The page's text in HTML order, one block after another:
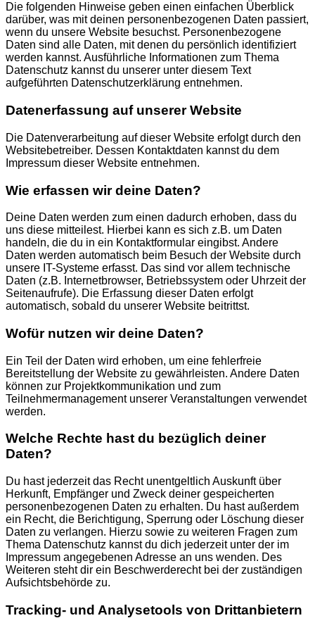
Die folgenden Hinweise geben einen einfachen Überblick
darüber, was mit deinen personenbezogenen Daten passiert,
wenn du unsere Website besuchst. Personenbezogene
Daten sind alle Daten, mit denen du persönlich identifiziert
werden kannst. Ausführliche Informationen zum Thema
Datenschutz kannst du unserer unter diesem Text
aufgeführten Datenschutzerklärung entnehmen.
Datenerfassung auf unserer Website
Die Datenverarbeitung auf dieser Website erfolgt durch den
Websitebetreiber. Dessen Kontaktdaten kannst du dem
Impressum dieser Website entnehmen.
Wie erfassen wir deine Daten?
Deine Daten werden zum einen dadurch erhoben, dass du
uns diese mitteilest. Hierbei kann es sich z.B. um Daten
handeln, die du in ein Kontaktformular eingibst. Andere
Daten werden automatisch beim Besuch der Website durch
unsere IT-Systeme erfasst. Das sind vor allem technische
Daten (z.B. Internetbrowser, Betriebssystem oder Uhrzeit der
Seitenaufrufe). Die Erfassung dieser Daten erfolgt
automatisch, sobald du unserer Website beitrittst.
Wofür nutzen wir deine Daten?
Ein Teil der Daten wird erhoben, um eine fehlerfreie
Bereitstellung der Website zu gewährleisten. Andere Daten
können zur Projektkommunikation und zum
Teilnehmermanagement unserer Veranstaltungen verwendet
werden.
Welche Rechte hast du bezüglich deiner
Daten?
Du hast jederzeit das Recht unentgeltlich Auskunft über
Herkunft, Empfänger und Zweck deiner gespeicherten
personenbezogenen Daten zu erhalten. Du hast außerdem
ein Recht, die Berichtigung, Sperrung oder Löschung dieser
Daten zu verlangen. Hierzu sowie zu weiteren Fragen zum
Thema Datenschutz kannst du dich jederzeit unter der im
Impressum angegebenen Adresse an uns wenden. Des
Weiteren steht dir ein Beschwerderecht bei der zuständigen
Aufsichtsbehörde zu.
Tracking- und Analysetools von Drittanbietern